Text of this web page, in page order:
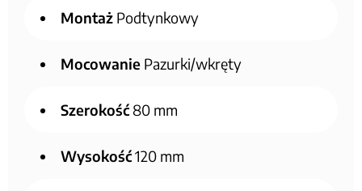
Montaż Podtynkowy
Mocowanie Pazurki/wkręty
Szerokość 80 mm
Wysokość120 mm